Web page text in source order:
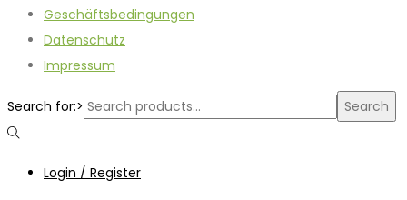
Geschäftsbedingungen
Datenschutz
Impressum
Search for:> Search
Login / Register